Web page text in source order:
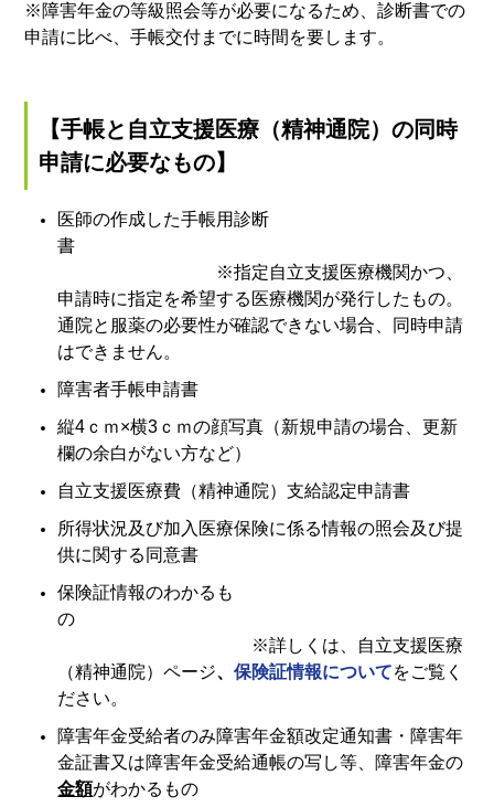
※障害年金の等級照会等が必要になるため、診断書での
申請に比べ、手帳交付までに時間を要します。
【手帳と自立支援医療（精神通院）の同時
申請に必要なもの】
医師の作成した手帳用診断
書
※指定自立支援医療機関かつ、
申請時に指定を希望する医療機関が発行したもの。
通院と服薬の必要性が確認できない場合、同時申請
はできません。
障害者手帳申請書
縦4ｃｍ×横3ｃｍの顔写真（新規申請の場合、更新
欄の余白がない方など）
自立支援医療費（精神通院）支給認定申請書
所得状況及び加入医療保険に係る情報の照会及び提
供に関する同意書
保険証情報のわかるも
の
※詳しくは、自立支援医療
（精神通院）ページ、保険証情報についてをご覧く
ださい。
障害年金受給者のみ障害年金額改定通知書・障害年
金証書又は障害年金受給通帳の写し等、障害年金の
金額がわかるもの